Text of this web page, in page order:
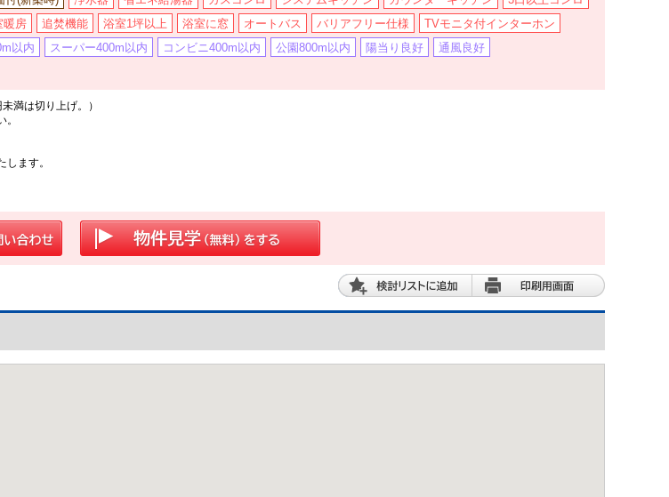
暖房 追焚機能 浴室1坪以上 浴室に窓 オートバス バリアフリー仕様
TVモニタ付インターホン
以内 スーパー400m以内 コンビニ400m以内 公園800m以内 陽当り良好
通風良好
満は切り上げ。）
ます。